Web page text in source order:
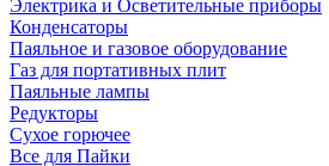
Электрика и Осветительные приборы
Конденсаторы
Паяльное и газовое оборудование
Газ для портативных плит
Паяльные лампы
Редукторы
Сухое горючее
Все для Пайки